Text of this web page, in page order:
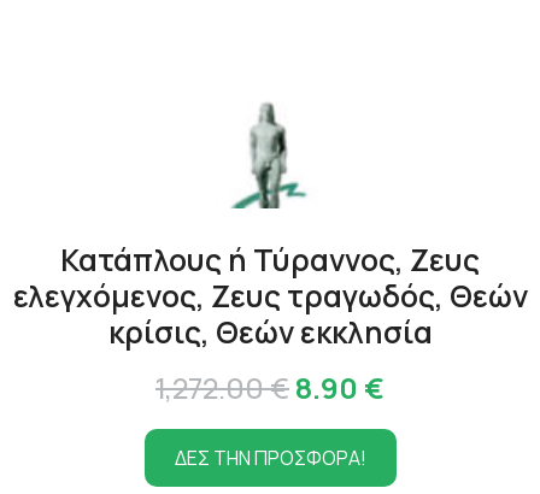
Κατάπλους ή Τύραννος, Ζευς
ελεγχόμενος, Ζευς τραγωδός, Θεών
κρίσις, Θεών εκκλησία
1,272.00€Original
price
was:
8.90 €
τρέχουσα
τιμή
ΔΕΣ ΤΗΝ ΠΡΟΣΦΟΡΑ!